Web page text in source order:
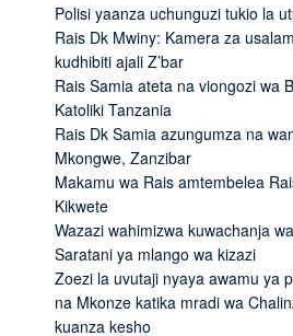
Polisi yaanza uchunguzi tukio la
Rais Dk Mwiny: Kamera za
kudhibiti ajali Z’bar
Rais Samia ateta na viongozi wa
Katoliki Tanzania
Rais Dk Samia azungumza na
Mkongwe, Zanzibar
Makamu wa Rais amtembelea
Kikwete
Wazazi wahimizwa kuwachanja
Saratani ya mlango wa kizazi
Zoezi la uvutaji nyaya awamu ya
na Mkonze katika mradi wa
kuanza kesho